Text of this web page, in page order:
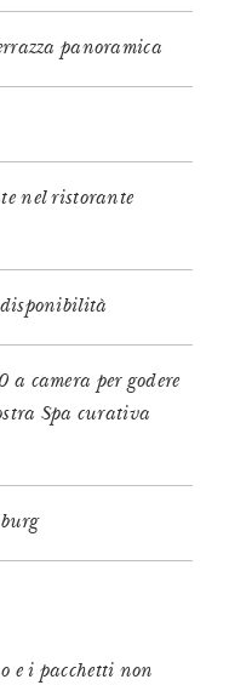
panoramica
nel ristorante
camera per godere
Spa curativa
e i pacchetti non